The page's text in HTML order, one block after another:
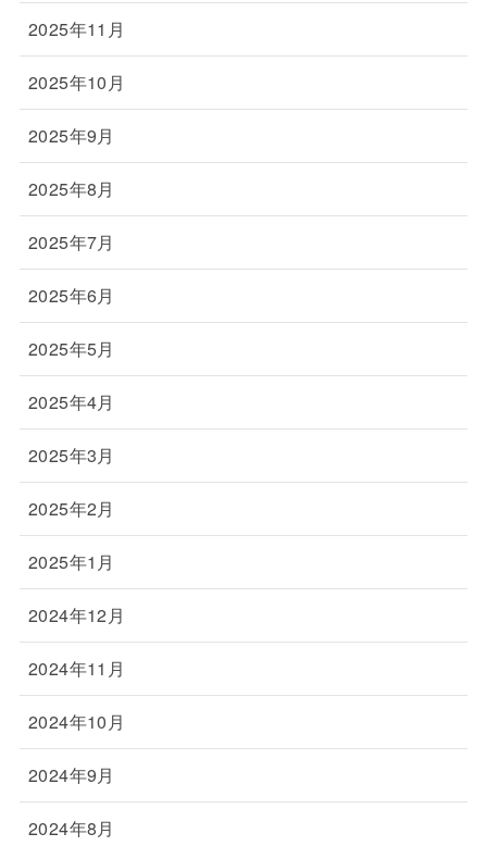
2025年11月
2025年10月
2025年9月
2025年8月
2025年7月
2025年6月
2025年5月
2025年4月
2025年3月
2025年2月
2025年1月
2024年12月
2024年11月
2024年10月
2024年9月
2024年8月